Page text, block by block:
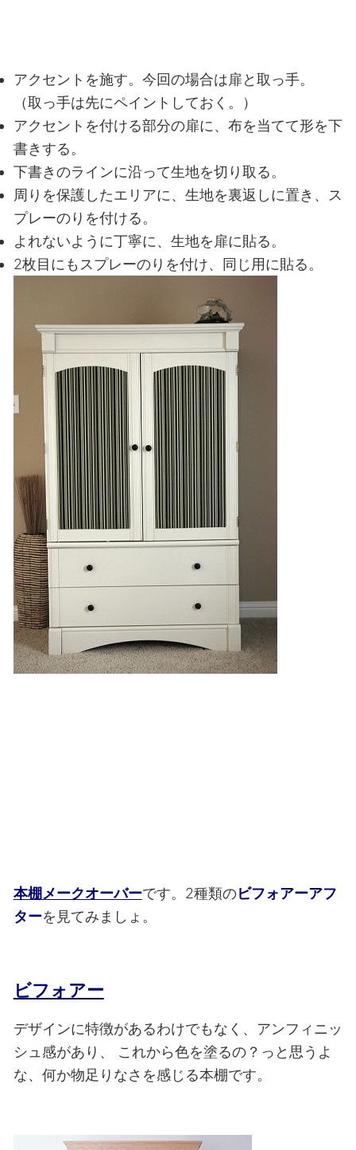
アクセントを施す。今回の場合は扉と取っ手。
（取っ手は先にペイントしておく。）
アクセントを付ける部分の扉に、布を当てて形を下
書きする。
下書きのラインに沿って生地を切り取る。
周りを保護したエリアに、生地を裏返しに置き、ス
プレーのりを付ける。
よれないように丁寧に、生地を扉に貼る。
2枚目にもスプレーのりを付け、同じ用に貼る。
本棚メークオーバーです。2種類のビフォアーアフ
ターを見てみましょ。
ビフォアー
デザインに特徴があるわけでもなく、アンフィニッ
シュ感があり、
これから色を塗るの？っと思うよ
な、何か物足りなさを感じる本棚です。